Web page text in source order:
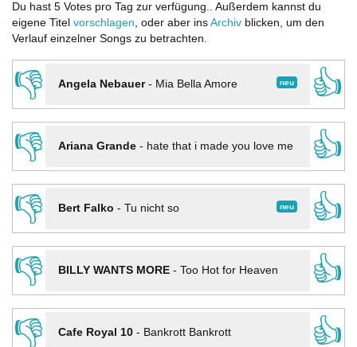
Du hast 5 Votes pro Tag zur verfügung.. Außerdem kannst du
eigene Titel vorschlagen, oder aber ins Archiv blicken, um den
Verlauf einzelner Songs zu betrachten.
👎 neu
Angela Nebauer- Mia Bella Amore
👍
👎
Ariana Grande- hate that i made you love me
👍
👎
neu
Bert Falko - Tu nicht so
👍
👎
BILLY WANTS MORE- Too Hot for Heaven
👍
👎
Cafe Royal 10- Bankrott Bankrott
👍